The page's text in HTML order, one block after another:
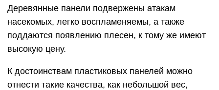
Деревянные панели подвержены атакам
насекомых, легко воспламеняемы, а также
поддаются появлению плесен, к тому же имеют
высокую цену.
К достоинствам пластиковых панелей можно
отнести такие качества, как небольшой вес,